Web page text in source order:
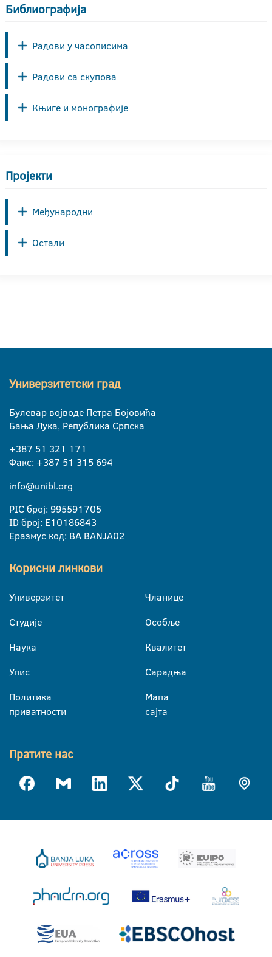
Библиографија
Радови у часописима
Радови са скупова
Књиге и монографије
Пројекти
Међународни
Остали
Универзитетски град
Булевар војводе Петра Бојовића
Бања Лука, Република Српска
+387 51 321 171
Факс: +387 51 315 694
info@unibl.org
PIC број: 995591705
ID број: E10186843
Еразмус код: BA BANJA02
Корисни линкови
Универзитет
Студије
Наука
Упис
Политика
приватности
Чланице
Особље
Квалитет
Сарадња
Мапа
сајта
Пратите нас